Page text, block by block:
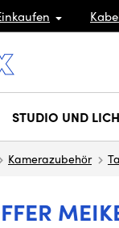
STUDIO UND
Kamerazubehör